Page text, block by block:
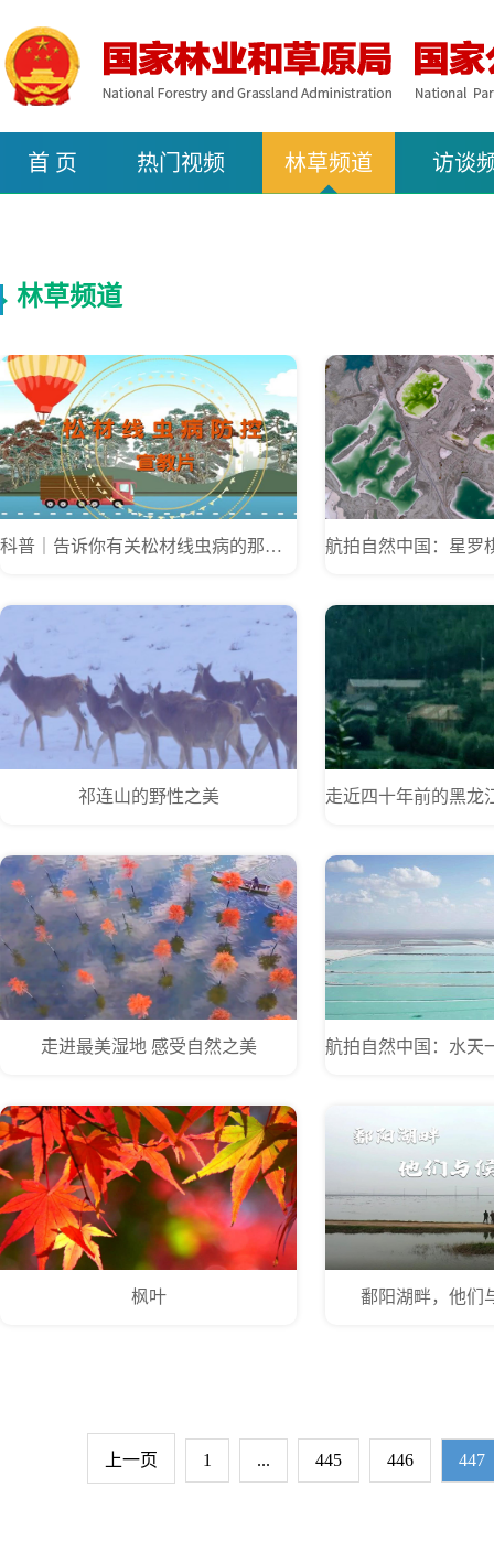
首 页 热门视频 林草频道 访谈
林草频道
科普｜告诉你有关松材线虫病的那些事儿！
祁连山的野性之美
走进最美湿地 感受自然之美
枫叶 鄱阳湖畔，他们
上一页 1 ... 445 446 447